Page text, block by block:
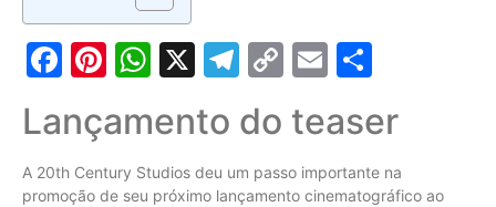
Facebook
Pinterest
WhatsApp
X Telegram
CopyEmail
Lançamento do teaser
A 20th Century Studios deu um passo importante na
promoção de seu próximo lançamento cinematográfico ao